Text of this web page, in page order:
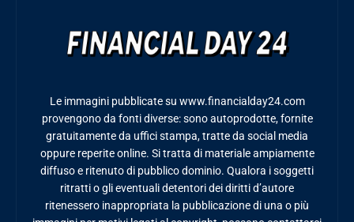
Le immagini pubblicate su www.financialday24.com
provengono da fonti diverse: sono autoprodotte, fornite
gratuitamente da uffici stampa, tratte da social media
oppure reperite online. Si tratta di materiale ampiamente
diffuso e ritenuto di pubblico dominio. Qualora i soggetti
ritratti o gli eventuali detentori dei diritti d’autore
ritenessero inappropriata la pubblicazione di una o più